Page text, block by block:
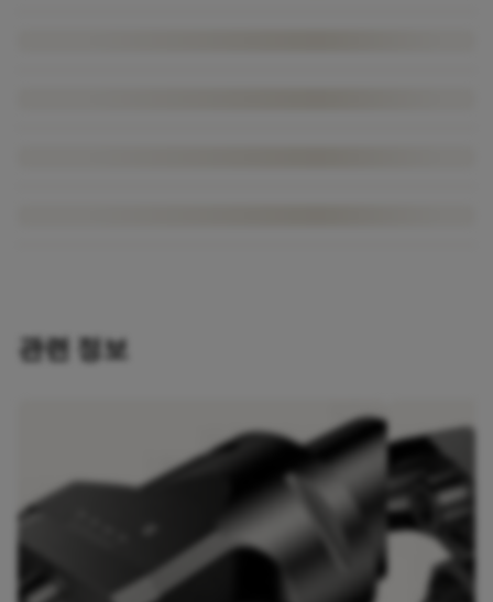
관련 정보